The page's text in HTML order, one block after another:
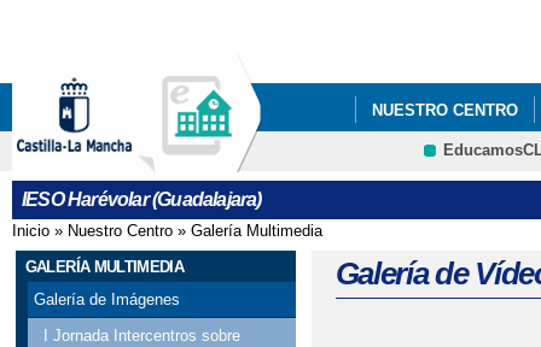
NUESTRO CENTRO
ANUNCIOS Y
IESO Harévolar (Guadalajara)
Se encuentra usted aquí
Inicio » Nuestro Centro » Galería Multimedia
GALERÍA MULTIMEDIA
Galería de Imágenes
I Jornada Intercentros sobre
Galería de